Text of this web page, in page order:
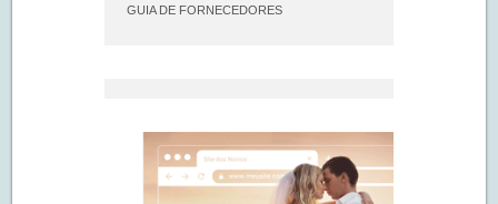
GUIA DE FORNECEDORES